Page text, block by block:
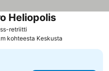
retriitti
Heliopolis
kohteesta Keskusta